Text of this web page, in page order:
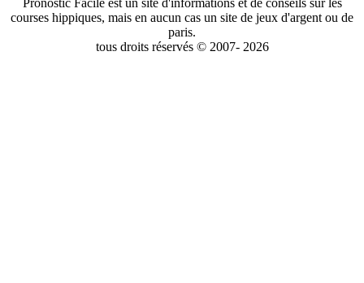
Pronostic Facile est un site d'informations et de conseils sur les
courses hippiques, mais en aucun cas un site de jeux d'argent ou de
paris.
tous droits réservés © 2007- 2026